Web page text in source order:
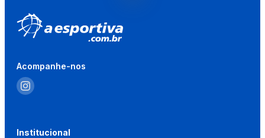
Acompanhe-nos
Institucional